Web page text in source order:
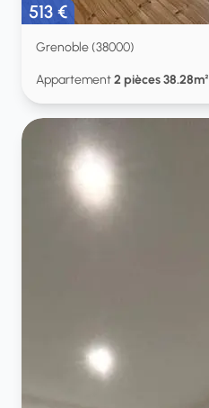
513 €
Grenoble (38000)
Appartement2 pièces 38.28m²